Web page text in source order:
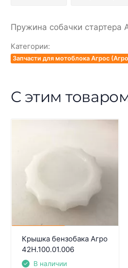
Пружина собачки стартера
Категории:
Запчасти для мотоблока Агрос
С этим
Крышка бензобака Агро
42Н.100.01.006
В наличии